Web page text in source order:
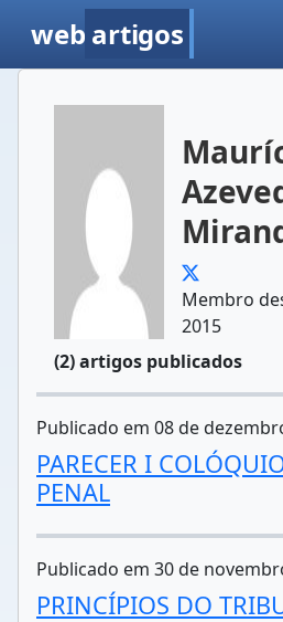
web artigos
Membro
2015
(2) artigos publicados
Publicado em 08 de
PARECER I
PENAL
Publicado em 30 de
PRINCÍPIOS DO